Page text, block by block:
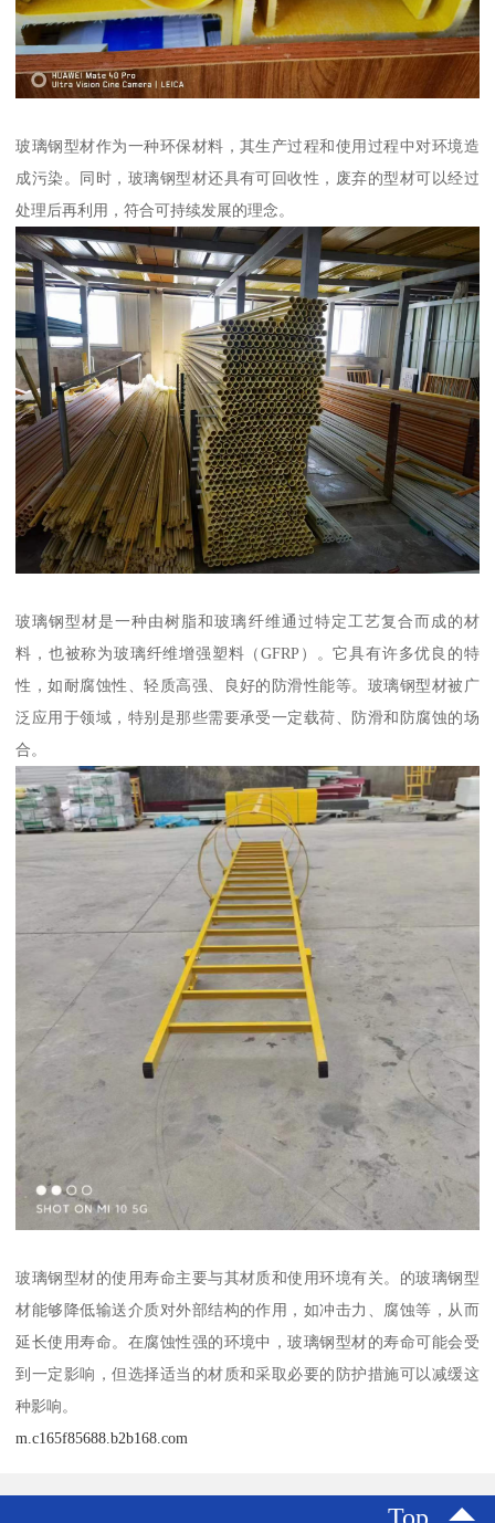
玻璃钢型材作为一种环保材料，其生产过程和使用过程中对环境造
成污染。同时，玻璃钢型材还具有可回收性，废弃的型材可以经过
处理后再利用，符合可持续发展的理念。
玻璃钢型材是一种由树脂和玻璃纤维通过特定工艺复合而成的材
料，也被称为玻璃纤维增强塑料（GFRP）。它具有许多优良的特
性，如耐腐蚀性、轻质高强、良好的防滑性能等。玻璃钢型材被广
泛应用于领域，特别是那些需要承受一定载荷、防滑和防腐蚀的场
合。
玻璃钢型材的使用寿命主要与其材质和使用环境有关。的玻璃钢型
材能够降低输送介质对外部结构的作用，如冲击力、腐蚀等，从而
延长使用寿命。在腐蚀性强的环境中，玻璃钢型材的寿命可能会受
到一定影响，但选择适当的材质和采取必要的防护措施可以减缓这
种影响。
m.c165f85688.b2b168.com
Top